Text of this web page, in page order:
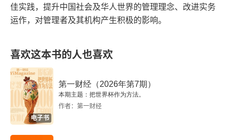
佳实践，提升中国社会及华人世界的管理理念、改进实务
运作，对管理者及其机构产生积极的影响。
喜欢这本书的人也喜欢
电子书
第一财经（2026年第7期）
本期主题：把世界杯作为方法。
作者：第一财经